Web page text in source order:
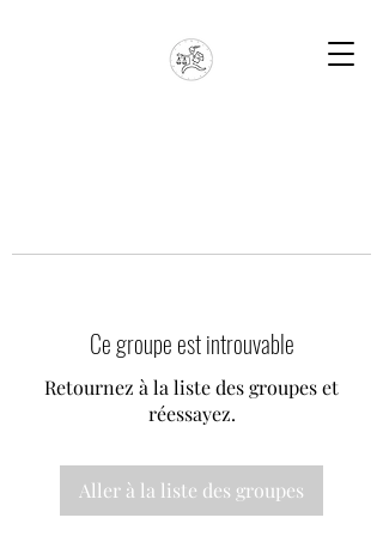
Ce groupe est introuvable
Retournez à la liste des groupes et
réessayez.
Aller à la liste des groupes